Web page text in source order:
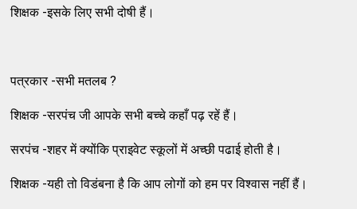
शिक्षक -इसके लिए सभी दोषी हैं।
पत्रकार -सभी मतलब ?
शिक्षक -सरपंच जी आपके सभी बच्चे कहाँ पढ़ रहें हैं।
सरपंच -शहर में क्योंकि प्राइवेट स्कूलों में अच्छी पढाई होती है।
शिक्षक -यही तो विडंबना है कि आप लोगों को हम पर विश्वास नहीं हैं।